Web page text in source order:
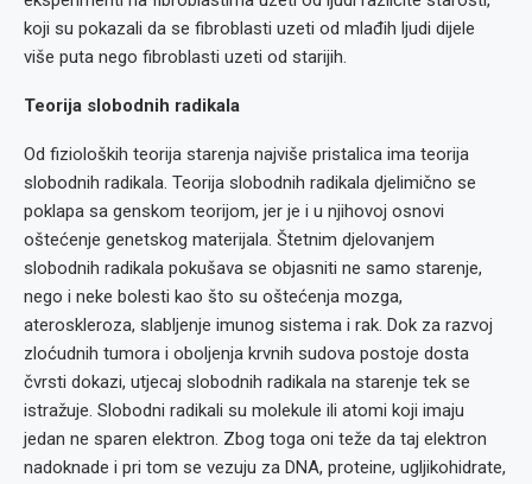
koji su pokazali da se fibroblasti uzeti od mlađih ljudi dijele
više puta nego fibroblasti uzeti od starijih.
Teorija slobodnih radikala
Od fizioloških teorija starenja najviše pristalica ima teorija
slobodnih radikala. Teorija slobodnih radikala djelimično se
poklapa sa genskom teorijom, jer je i u njihovoj osnovi
oštećenje genetskog materijala. Štetnim djelovanjem
slobodnih radikala pokušava se objasniti ne samo starenje,
nego i neke bolesti kao što su oštećenja mozga,
ateroskleroza, slabljenje imunog sistema i rak. Dok za razvoj
zloćudnih tumora i oboljenja krvnih sudova postoje dosta
čvrsti dokazi, utjecaj slobodnih radikala na starenje tek se
istražuje. Slobodni radikali su molekule ili atomi koji imaju
jedan ne sparen elektron. Zbog toga oni teže da taj elektron
nadoknade i pri tom se vezuju za DNA, proteine, ugljikohidrate,